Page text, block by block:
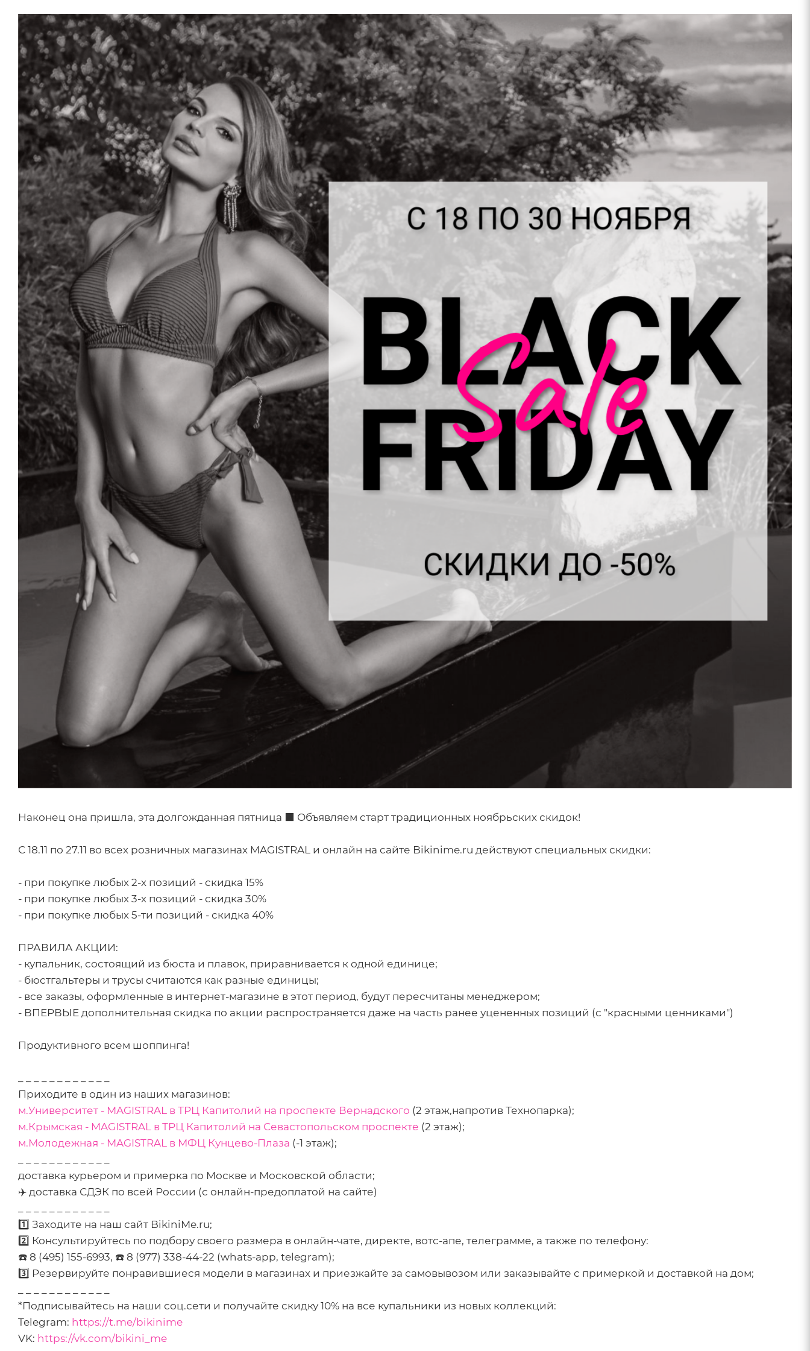
Наконец она пришла, эта долгожданная пятница ⬛ Объявляем старт традиционных ноябрьских скидок!
С 18.11 по 27.11 во всех розничных магазинах MAGISTRAL и онлайн на сайте Bikinime.ru действуют специальных скидки:
- при покупке любых 2-х позиций - скидка 15%
- при покупке любых 3-х позиций - скидка 30%
- при покупке любых 5-ти позиций - скидка 40%
ПРАВИЛА АКЦИИ:
- купальник, состоящий из бюста и плавок, приравнивается к одной единице;
- бюстгальтеры и трусы считаются как разные единицы;
- все заказы, оформленные в интернет-магазине в этот период, будут пересчитаны менеджером;
- ВПЕРВЫЕ дополнительная скидка по акции распространяется даже на часть ранее уцененных позиций (с "красными ценниками")
Продуктивного всем шоппинга!
Приходите в один из наших магазинов:
м.Университет - MAGISTRAL в ТРЦ Капитолий на проспекте Вернадского (2 этаж,напротив Технопарка);
м.Крымская - MAGISTRAL в ТРЦ Капитолий на Севастопольском проспекте (2 этаж);
м.Молодежная - MAGISTRAL в МФЦ Кунцево-Плаза (-1 этаж);
доставка курьером и примерка по Москве и Московской области;
✈️ доставка СДЭК по всей России (с онлайн-предоплатой на сайте)
1️⃣ Заходите на наш сайт BikiniMe.ru;
2️⃣ Консультируйтесь по подбору своего размера в онлайн-чате, директе, вотс-апе, телеграмме, а также по телефону:
☎️ 8 (495) 155-6993, ☎️ 8 (977) 338-44-22 (whats-app, telegram);
3️⃣ Резервируйте понравившиеся модели в магазинах и приезжайте за самовывозом или заказывайте с примеркой и доставкой на дом;
*Подписывайтесь на наши соц.сети и получайте скидку 10% на все купальники из новых коллекций:
Telegram: https://t.me/bikinime
VK: https://vk.com/bikini_me